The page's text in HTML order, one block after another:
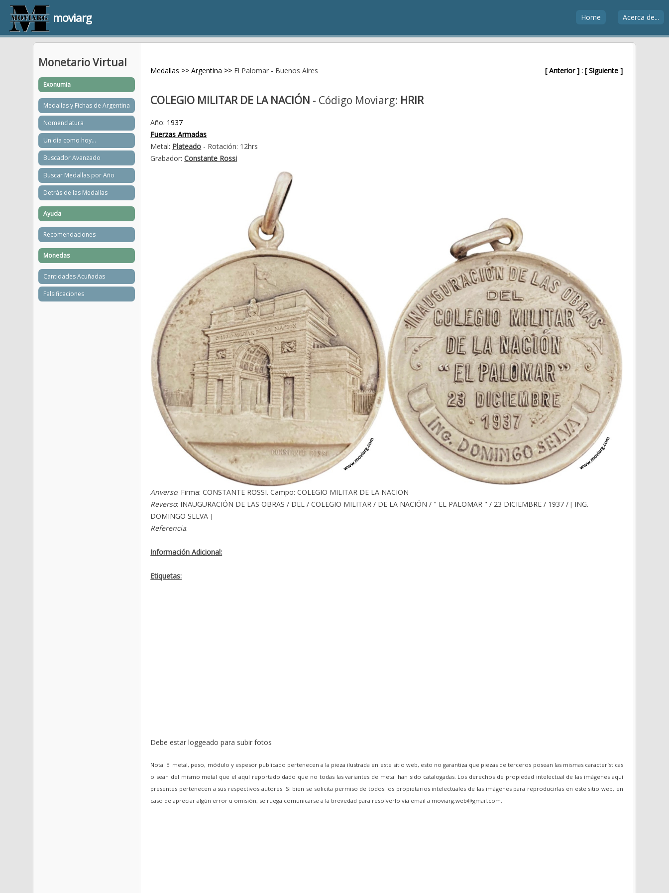
moviarg Home Acerca de...
Medallas >> Argentina >> El Palomar - Buenos Aires [ Anterior ] :[ Siguiente ]
COLEGIO MILITAR DE LA NACIÓN - Código Moviarg: HRIR
Año: 1937
Fuerzas Armadas
Metal: Plateado - Rotación: 12hrs
Grabador:Constante Rossi
Anverso: Firma: CONSTANTE ROSSI. Campo: COLEGIO MILITAR DE LA NACION
Reverso: INAUGURACIÓN DE LAS OBRAS / DEL / COLEGIO MILITAR / DE LA NACIÓN / " EL PALOMAR " / 23 DICIEMBRE / 1937 / [ ING.
DOMINGO SELVA ]
Referencia:
Información Adicional:
Etiquetas:
Debe estar loggeado para subir fotos
Nota: El metal, peso, módulo y espesor publicado pertenecen a la pieza ilustrada en este sitio web, esto no garantiza que piezas de terceros posean las mismas características
o sean del mismo metal que el aquí reportado dado que no todas las variantes de metal han sido catalogadas. Los derechos de propiedad intelectual de las imágenes aquí
presentes pertenecen a sus respectivos autores. Si bien se solicita permiso de todos los propietarios intelectuales de las imágenes para reproducirlas en este sitio web, en
caso de apreciar algún error u omisión, se ruega comunicarse a la brevedad para resolverlo vía email a moviarg.web@gmail.com.
Monetario Virtual
Exonumia
Medallas y Fichas de Argentina
Nomenclatura
Un día como hoy...
Buscador Avanzado
Buscar Medallas por Año
Detrás de las Medallas
Ayuda
Recomendaciones
Monedas
Cantidades Acuñadas
Falsificaciones